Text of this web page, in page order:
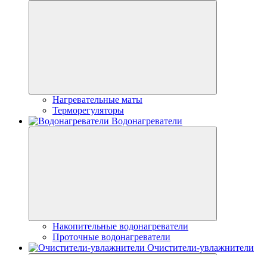
Нагревательные маты
Терморегуляторы
Водонагреватели
Накопительные водонагреватели
Проточные водонагреватели
Очистители-увлажнители